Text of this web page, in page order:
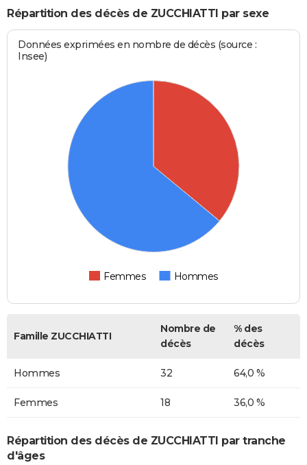
Répartition des décès de ZUCCHIATTI par sexe
Données exprimées en nombre de décès (source :
Insee)
Femmes Hommes
Famille ZUCCHIATTI
Nombre de
décès
% des
décès
Hommes 32 64,0 %
Femmes 18 36,0 %
Répartition des décès de ZUCCHIATTI par tranche
d'âges